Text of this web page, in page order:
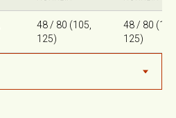
48 / 80 (105,
125)
48 / 80
125)